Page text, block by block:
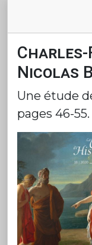
Charles-
Nicolas
Une étude
pages 46-55.